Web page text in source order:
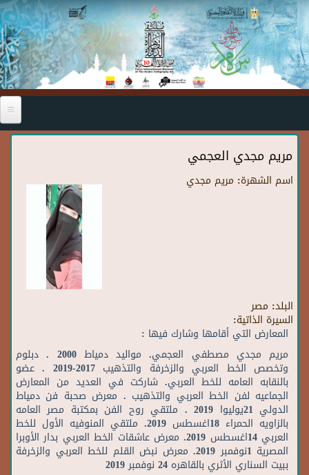
Skip to main content
مريم مجدي العجمي
اسم الشهرة: مريم مجدي
البلد: مصر
السيرة الذاتية:
المعارض التي أقامها وشارك فيها :
مريم مجدي مصطفي العجمي. مواليد دمياط 2000 . دبلوم
وتخصص الخط العربي والزخرفة والتذهيب 2017-2019 . عضو
بالنقابه العامه للخط العربي. شاركت في العديد من المعارض
الجماعيه لفن الخط العربي والتذهيب . معرض صحبة فن دمياط
الدولي 21يوليوا 2019 . ملتقي روح الفن بمكتبة مصر العامه
بالزاويه الحمراء 18اغسطس 2019. ملتقي المنوفيه الأول للخط
العربي 14اغسطس 2019. معرض عاشقات الخط العربي بدار الأوبرا
المصرية 1نوفمبر 2019. معرض نبض القلم للخط العربي والزخرفة
ببيت السناري الأثري بالقاهره 24 نوفمبر 2019